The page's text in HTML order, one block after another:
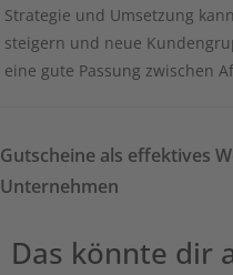
Strategie und Umsetzung
steigern und neue
eine gute Passung zwischen
Gutscheine als effektives
Unternehmen
Das könnte dir